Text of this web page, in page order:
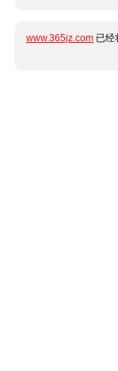
www.365jz.com 已经